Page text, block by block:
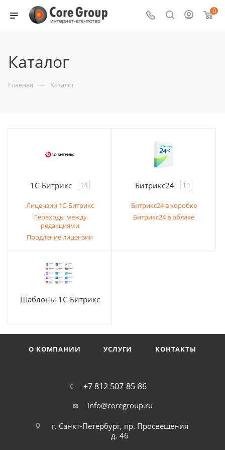
0
Каталог
Главная — Каталог
1С-Битрикс 14
Лицензии 1С-Битрикс
Переходы между
редакциями
Продление лицензии
Битрикс24 10
Битрикс24 в коробке
Битрикс24 в облаке
Шаблоны 1С-Битрикс
О КОМПАНИИ УСЛУГИ КОНТАКТЫ
+7 812 507-85-86
info@coregroup.ru
г. Санкт-Петербург, пр. Просвещения
д. 46